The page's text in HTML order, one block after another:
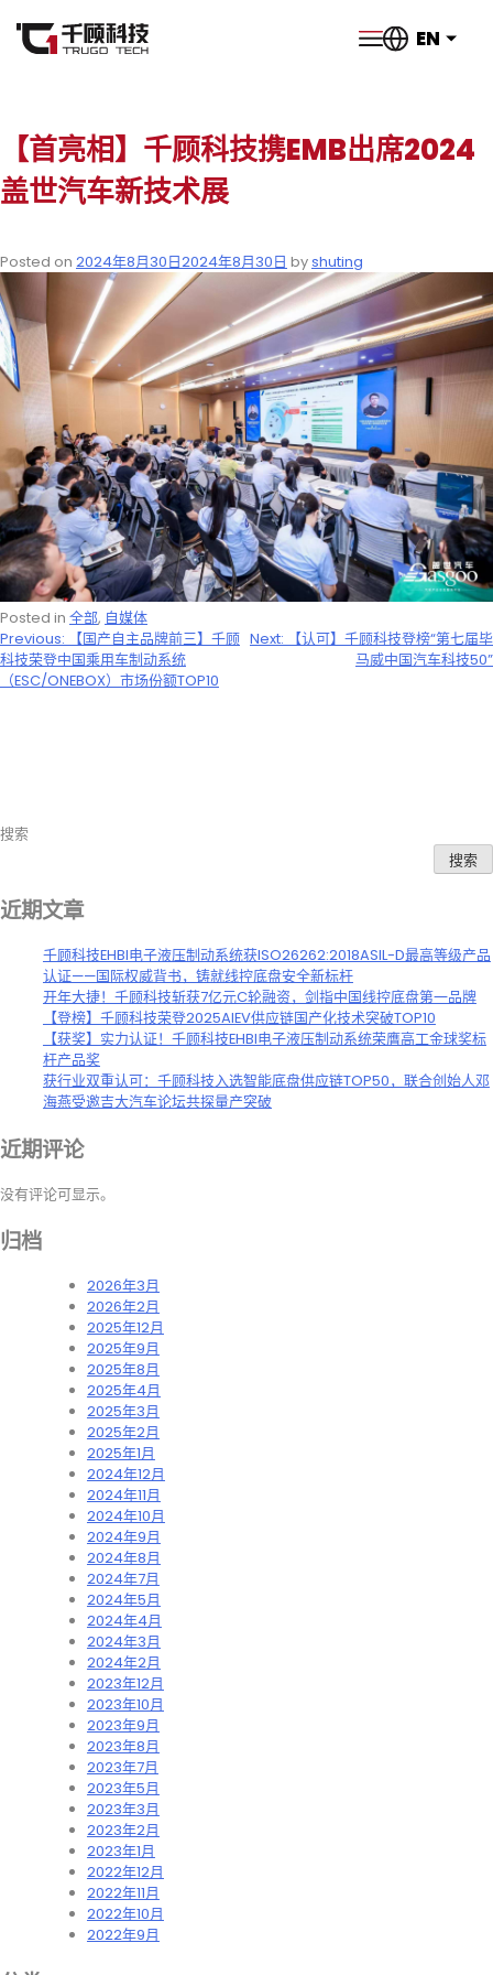
EN
【首亮相】千顾科技携EMB出席2024
盖世汽车新技术展
Posted on 2024年8月30日2024年8月30日 by shuting
Posted in 全部, 自媒体
文
章
Previous:
【国产自主品牌前三】千顾
科技荣登中国乘用车制动系统
（ESC/ONEBOX）市场份额TOP10
Next:
【认可】千顾科技登榜“第七届毕
马威中国汽车科技50”
搜索
搜索
近期文章
千顾科技EHBI电子液压制动系统获ISO26262:2018ASIL-D最高等级产品
认证——国际权威背书，铸就线控底盘安全新标杆
开年大捷！千顾科技斩获7亿元C轮融资，剑指中国线控底盘第一品牌
【登榜】千顾科技荣登2025AIEV供应链国产化技术突破TOP10
【获奖】实力认证！千顾科技EHBI电子液压制动系统荣膺高工金球奖标
杆产品奖
获行业双重认可：千顾科技入选智能底盘供应链TOP50，联合创始人邓
海燕受邀吉大汽车论坛共探量产突破
近期评论
没有评论可显示。
归档
2026年3月
2026年2月
2025年12月
2025年9月
2025年8月
2025年4月
2025年3月
2025年2月
2025年1月
2024年12月
2024年11月
2024年10月
2024年9月
2024年8月
2024年7月
2024年5月
2024年4月
2024年3月
2024年2月
2023年12月
2023年10月
2023年9月
2023年8月
2023年7月
2023年5月
2023年3月
2023年2月
2023年1月
2022年12月
2022年11月
2022年10月
2022年9月